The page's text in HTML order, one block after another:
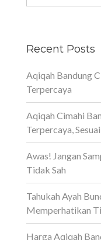
Recent Posts
Aqiqah Bandung
Terpercaya
Aqiqah Cimahi
Terpercaya,
Awas! Jangan
Tidak Sah
Tahukah Ayah
Memperhatikan
Harga Aqiqah